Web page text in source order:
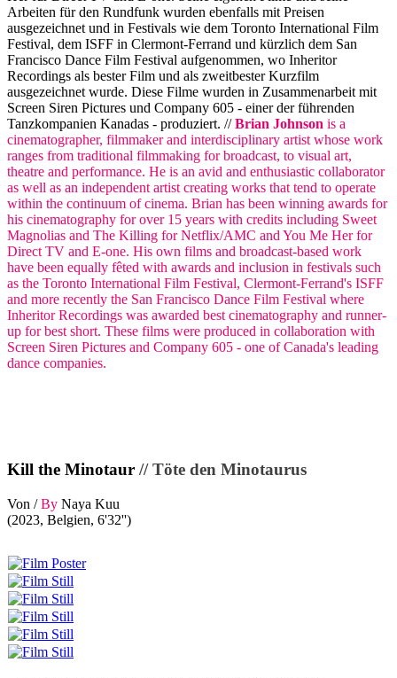
Arbeiten für den Rundfunk wurden ebenfalls mit Preisen
ausgezeichnet und in Festivals wie dem Toronto International Film
Festival, dem ISFF in Clermont-Ferrand und kürzlich dem San
Francisco Dance Film Festival aufgenommen, wo Inheritor
Recordings als bester Film und als zweitbester Kurzfilm
ausgezeichnet wurde. Diese Filme wurden in Zusammenarbeit mit
Screen Siren Pictures und Company 605 - einer der führenden
Tanzkompanien Kanadas - produziert. //Brian Johnson is a
cinematographer, filmmaker and interdisciplinary artist whose work
ranges from traditional filmmaking for broadcast, to visual art,
theatre and performance. He is an avid and enthusiastic collaborator
as well as an independent artist creating works that tend to operate
within the continuum of cinema. Brian has been winning awards for
his cinematography for over 15 years with credits including Sweet
Magnolias and The Killing for Netflix/AMC and You Me Her for
Direct TV and E-one. His own films and broadcast-based work
have been equally fêted with awards and inclusion in festivals such
as the Toronto International Film Festival, Clermont-Ferrand's ISFF
and more recently the San Francisco Dance Film Festival where
Inheritor Recordings was awarded best cinematography and runner-
up for best short. These films were produced in collaboration with
Screen Siren Pictures and Company 605 - one of Canada's leading
dance companies.
Kill the Minotaur // Töte den Minotaurus
Von /By Naya Kuu
(2023, Belgien, 6'32'')